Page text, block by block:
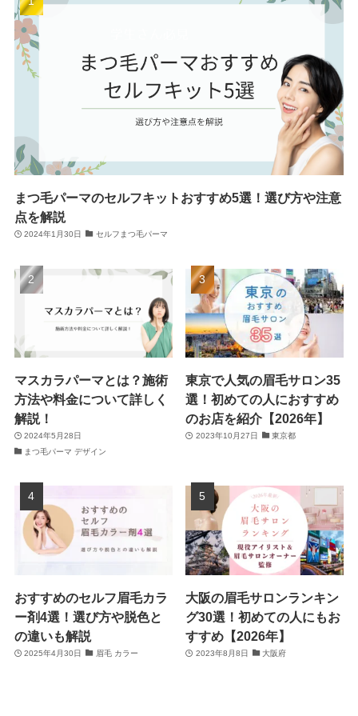
まつ毛パーマのセルフキットおすすめ5選！選び方や注意
点を解説
2024年1月30日 セルフまつ毛パーマ
マスカラパーマとは？施術
方法や料金について詳しく
解説！
2024年5月28日
まつ毛パーマ デザイン
東京で人気の眉毛サロン35
選！初めての人におすすめ
のお店を紹介【2026年】
2023年10月27日 東京都
おすすめのセルフ眉毛カラ
ー剤4選！選び方や脱色と
の違いも解説
2025年4月30日 眉毛 カラー
大阪の眉毛サロンランキン
グ30選！初めての人にもお
すすめ【2026年】
2023年8月8日 大阪府